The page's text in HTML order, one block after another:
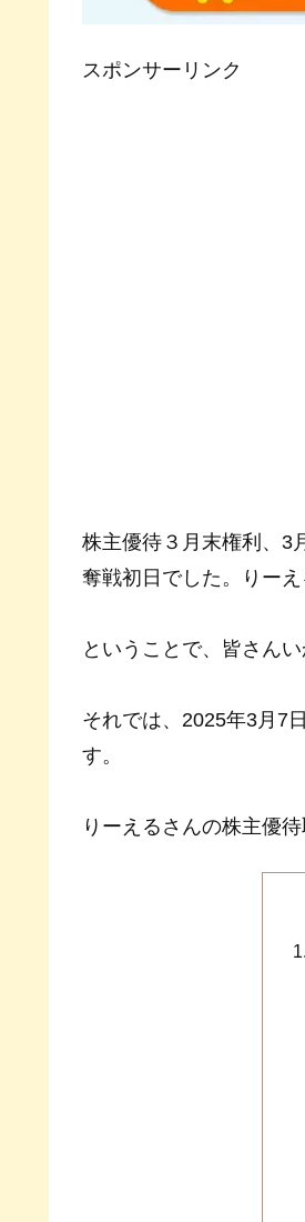
スポンサーリンク
株主優待３月末権利、3
奪戦初日でした。りー
ということで、皆さん
それでは、2025年3月7
す。
りーえるさんの株主優